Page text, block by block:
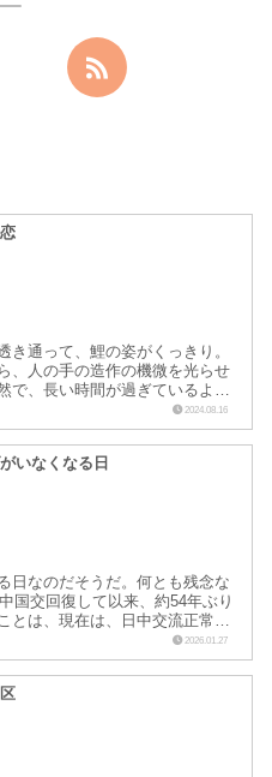
通って、鯉の姿がくっきり。
、人の手の造作の機微を光らせ
で、長い時間が過ぎているよう
ように感じさせてくれるので
2024.08.16
いなくなる日
日なのだそうだ。何とも残念な
交回復して以来、約54年ぶ​​り
とは、現在は、日中交流正常化
2026.01.27